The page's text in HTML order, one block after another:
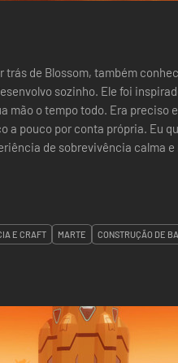
trás de Blossom, também
sozinho. Ele foi
mão o tempo todo. Era preciso
a pouco por conta própria. Eu
de sobrevivência calma e
E CRAFT MARTE CONSTRUÇÃO DE